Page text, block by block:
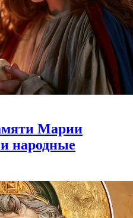
Марии
народные